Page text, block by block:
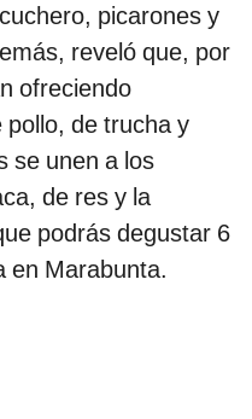
picarones y
reveló que, por
ofreciendo
de trucha y
se unen a los
de res y la
podrás degustar 6
en Marabunta.